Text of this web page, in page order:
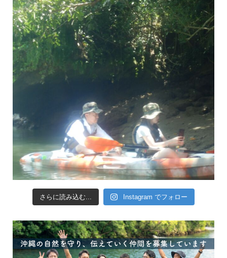
さらに読み込む... Instagram でフォロー